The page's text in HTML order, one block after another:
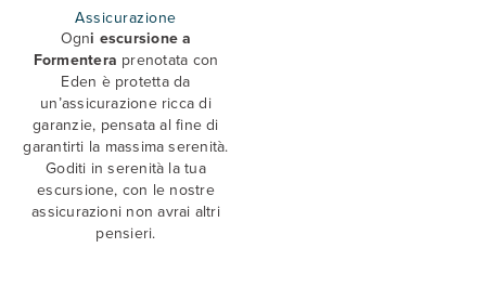
Assicurazione
Ogni escursione a
Formentera prenotata con
Eden è protetta da
un’assicurazione ricca di
garanzie, pensata al fine di
garantirti la massima serenità.
Goditi in serenità la tua
escursione, con le nostre
assicurazioni non avrai altri
pensieri.